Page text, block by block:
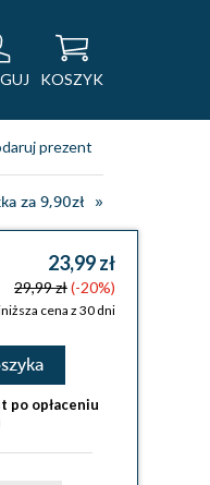
KOSZYK
prezent
za 9,90zł
23,99 zł
29,99 zł(-20%)
cena z 30 dni
po opłaceniu